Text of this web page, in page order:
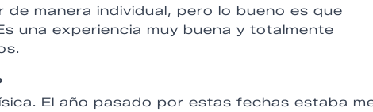
manera individual, pero lo bueno es que
una experiencia muy buena y totalmente
El año pasado por estas fechas estaba